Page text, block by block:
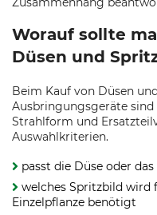
Worauf sollte
Düsen und
Beim Kauf von Düsen
Ausbringungsgeräte sind
Strahlform und
Auswahlkriterien.
passt die Düse oder
welches Spritzbild wird
Einzelpflanze benötigt